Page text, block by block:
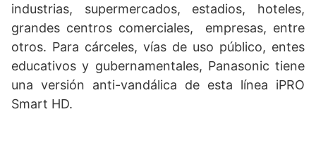
industrias, supermercados, estadios, hoteles,
grandes centros comerciales, empresas, entre
otros. Para cárceles, vías de uso público, entes
educativos y gubernamentales, Panasonic tiene
una versión anti-vandálica de esta línea iPRO
Smart HD.